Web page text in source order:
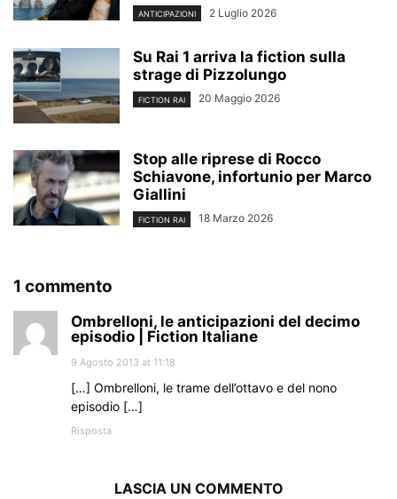
ANTICIPAZIONI 2 Luglio 2026
Su Rai 1 arriva la fiction sulla
strage di Pizzolungo
FICTION RAI 20 Maggio 2026
Stop alle riprese di Rocco
Schiavone, infortunio per Marco
Giallini
FICTION RAI 18 Marzo 2026
1 commento
Ombrelloni, le anticipazioni del decimo
episodio | Fiction Italiane
9 Agosto 2013 at 11:18
[…] Ombrelloni, le trame dell’ottavo e del nono
episodio […]
Risposta
LASCIA UN COMMENTO